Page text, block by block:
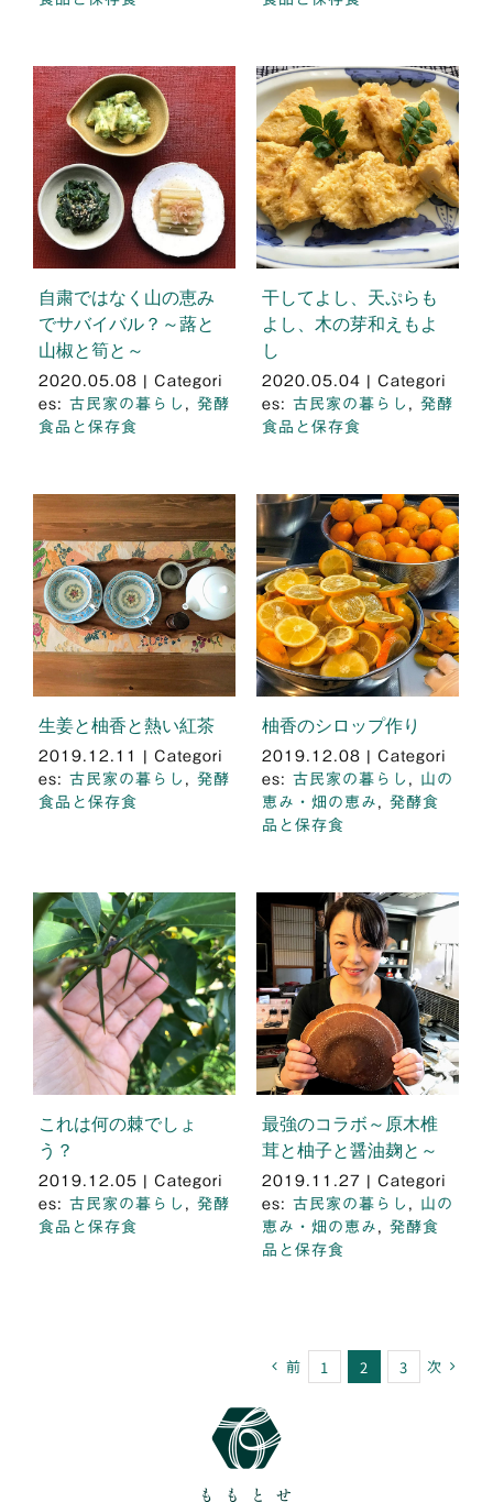
自粛ではなく山の恵み
でサバイバル？～蕗と
山椒と筍と～
2020.05.08
Categori
es: 古民家の暮らし , 発酵
食品と保存食
干してよし、天ぷらも
よし、木の芽和えもよ
し
2020.05.04
Categori
es: 古民家の暮らし , 発酵
食品と保存食
生姜と柚香と熱い紅茶
2019.12.11
Categori
es: 古民家の暮らし , 発酵
食品と保存食
柚香のシロップ作り
2019.12.08
Categori
es: 古民家の暮らし , 山の
恵み・畑の恵み , 発酵食
品と保存食
これは何の棘でしょ
う？
2019.12.05
Categori
es: 古民家の暮らし , 発酵
食品と保存食
最強のコラボ～原木椎
茸と柚子と醤油麹と～
2019.11.27
Categori
es: 古民家の暮らし , 山の
恵み・畑の恵み , 発酵食
品と保存食
前 1 2 3 次